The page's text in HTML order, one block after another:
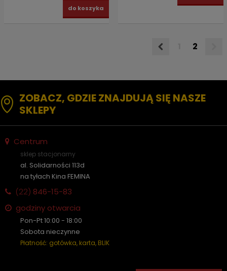
do koszyka
2
ZOBACZ, GDZIE ZNAJDUJĄ SIĘ NASZE
SKLEPY
Centrum
sklep stacjonarny
al. Solidarności 113d
na tyłach Kina FEMINA
(22) 846-15-83
godziny otwarcia
Pon-Pt 10:00 - 18:00
Sobota nieczynne
Płatność: gotówka, karta, BLIK